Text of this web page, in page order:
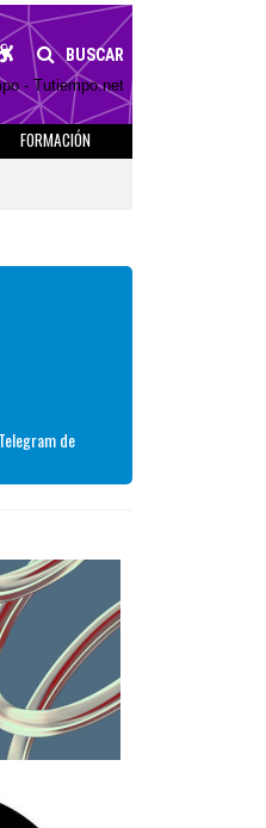
BUSCAR
- Tutiempo.net
FORMACIÓN
de